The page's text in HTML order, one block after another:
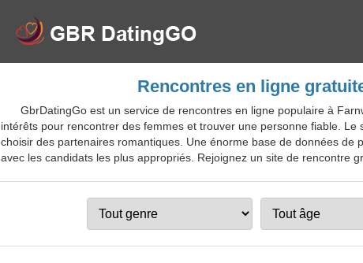
Rencontres en ligne
GbrDatingGo est un service de rencontres en ligne populaire à
intérêts pour rencontrer des femmes et trouver une personne fiable.
choisir des partenaires romantiques. Une énorme base de données
avec les candidats les plus appropriés. Rejoignez un site de rencontre